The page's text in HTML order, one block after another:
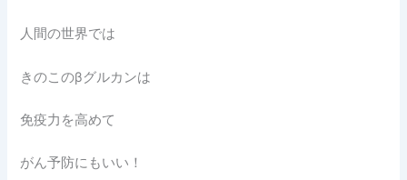
人間の世界では
きのこのβグルカンは
免疫力を高めて
がん予防にもいい！